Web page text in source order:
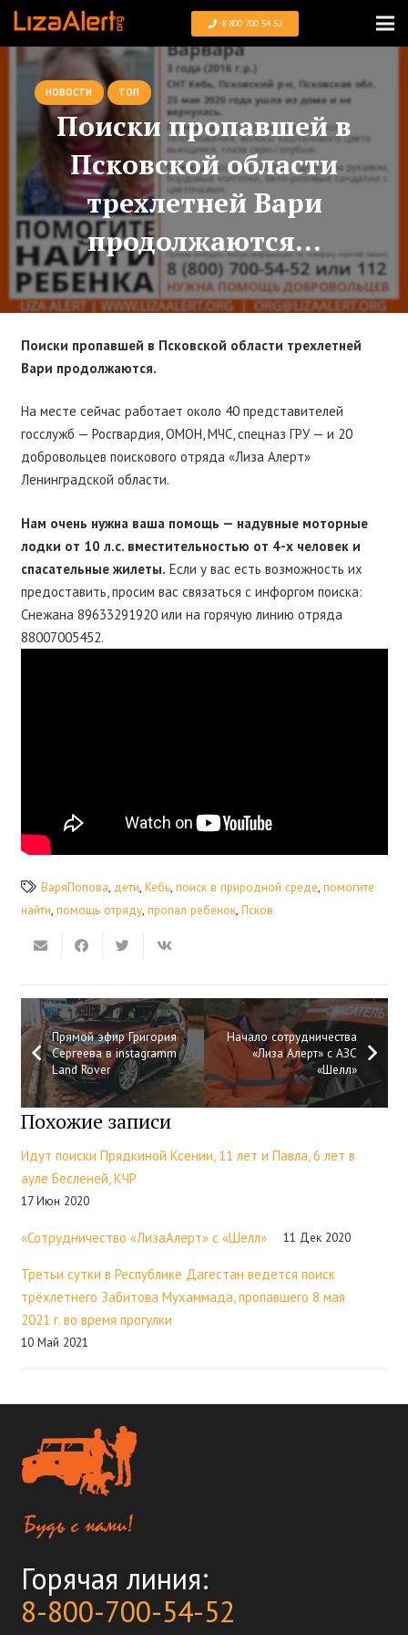
8 800 700 54 52
НОВОСТИ ТОП
Поиски пропавшей в
Псковской области
трехлетней Вари
продолжаются…
Поиски пропавшей в Псковской области трехлетней
Вари продолжаются.
На месте сейчас работает около 40 представителей
госслужб — Росгвардия, ОМОН, МЧС, спецназ ГРУ — и 20
добровольцев поискового отряда «Лиза Алерт»
Ленинградской области.
Нам очень нужна ваша помощь — надувные моторные
лодки от 10 л.с. вместительностью от 4-х человек и
спасательные жилеты. Если у вас есть возможность их
предоставить, просим вас связаться с инфоргом поиска:
Снежана 89633291920 или на горячую линию отряда
88007005452.
ВаряПопова, дети, Кебь, поиск в природной среде, помогите
найти, помощь отряду, пропал ребенок, Псков
Прямой эфир Григория
Сергеева в instagramm
Land Rover
Начало сотрудничества
«Лиза Алерт» с АЗС
«Шелл»
Похожие записи
Идут поиски Прядкиной Ксении, 11 лет и Павла, 6 лет в
ауле Бесленей, КЧР
17 Июн 2020
«Сотрудничество «ЛизаАлерт» с «Шелл» 11 Дек 2020
Третьи сутки в Республике Дагестан ведется поиск
трёхлетнего Забитова Мухаммада, пропавшего 8 мая
2021 г. во время прогулки
10 Май 2021
Горячая линия:
8-800-700-54-52